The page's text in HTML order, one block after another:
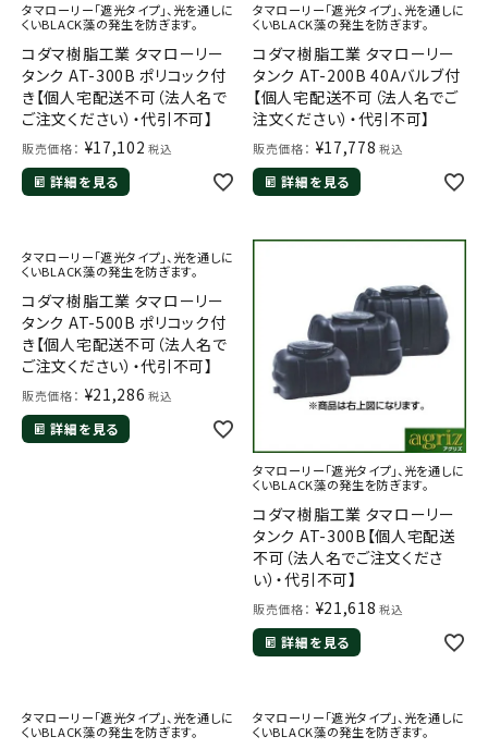
タマローリー「遮光タイプ」、光を通しに
くいBLACK藻の発生を防ぎます。
コダマ樹脂工業 タマローリー
タンク AT-300B ポリコック付
き【個人宅配送不可（法人名で
ご注文ください）・代引不可】
販売価格： ¥17,102 税込
詳細を見る
タマローリー「遮光タイプ」、光を通しに
くいBLACK藻の発生を防ぎます。
コダマ樹脂工業 タマローリー
タンク AT-200B 40Aバルブ付
【個人宅配送不可（法人名でご
注文ください）・代引不可】
販売価格： ¥17,778 税込
詳細を見る
タマローリー「遮光タイプ」、光を通しに
くいBLACK藻の発生を防ぎます。
コダマ樹脂工業 タマローリー
タンク AT-500B ポリコック付
き【個人宅配送不可（法人名で
ご注文ください）・代引不可】
販売価格： ¥21,286 税込
詳細を見る
タマローリー「遮光タイプ」、光を通しに
くいBLACK藻の発生を防ぎます。
コダマ樹脂工業 タマローリー
タンク AT-300B【個人宅配送
不可（法人名でご注文くださ
い）・代引不可】
販売価格： ¥21,618 税込
詳細を見る
タマローリー「遮光タイプ」、光を通しに
くいBLACK藻の発生を防ぎます。
タマローリー「遮光タイプ」、光を通しに
くいBLACK藻の発生を防ぎます。